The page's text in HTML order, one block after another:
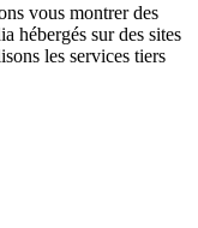
vous montrer des
hébergés sur des sites
les services tiers